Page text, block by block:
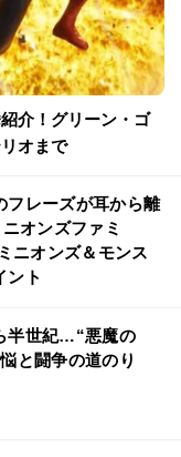
介！グリーン・ゴ
オまで
フレーズが耳から離
オンズファミ
ニオンズ＆モンス
ント
半世紀…“悪魔の
と闘争の道のり